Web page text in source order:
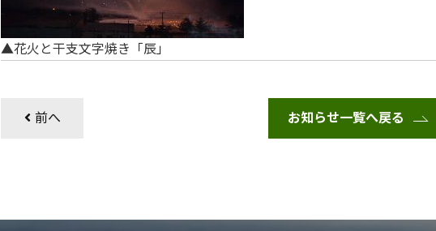
▲花火と干支文字焼き「辰」
前へ お知らせ一覧へ戻る